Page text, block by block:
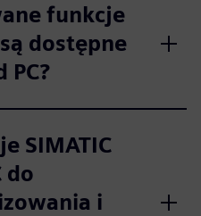
funkcje
dostępne
PC?
SIMATIC
do
i